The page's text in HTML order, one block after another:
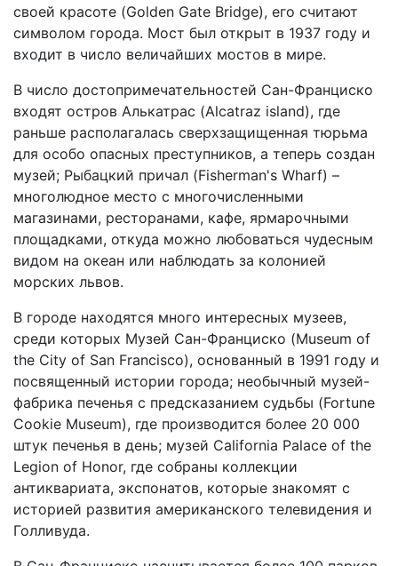
своей красоте (Golden Gate Bridge), его считают
символом города. Мост был открыт в 1937 году и
входит в число величайших мостов в мире.
В число достопримечательностей Сан-Франциско
входят остров Алькатрас (Alcatraz island), где
раньше располагалась сверхзащищенная тюрьма
для особо опасных преступников, а теперь создан
музей; Рыбацкий причал (Fisherman's Wharf) –
многолюдное место с многочисленными
магазинами, ресторанами, кафе, ярмарочными
площадками, откуда можно любоваться чудесным
видом на океан или наблюдать за колонией
морских львов.
В городе находятся много интересных музеев,
среди которых Музей Сан-Франциско (Museum of
the City of San Francisco), основанный в 1991 году и
посвященный истории города; необычный музей-
фабрика печенья с предсказанием судьбы (Fortune
Cookie Museum), где производится более 20 000
штук печенья в день; музей California Palace of the
Legion of Honor, где собраны коллекции
антиквариата, экспонатов, которые знакомят с
историей развития американского телевидения и
Голливуда.